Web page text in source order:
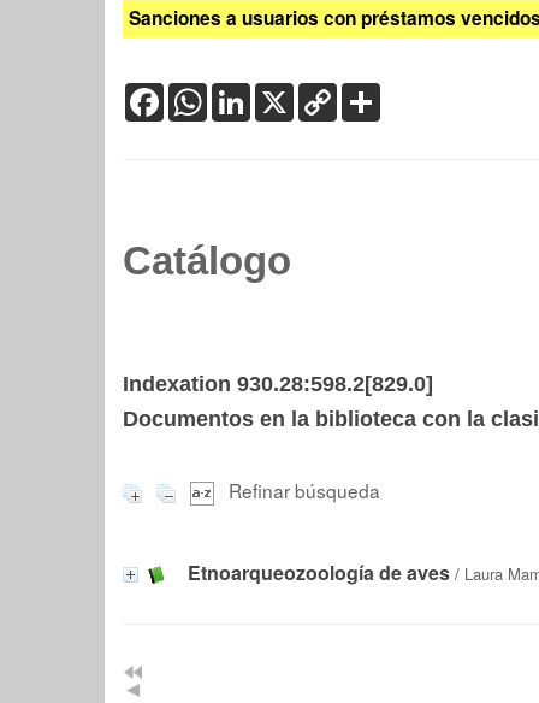
Sanciones a usuarios con préstamos
FacebookWhatsApp
LinkedIn
X Copy
Link
Catálogo
Indexation 930.28:598.2[829.0]
Documentos en la biblioteca con la
Refinar búsqueda
Etnoarqueozoología de aves / Laura